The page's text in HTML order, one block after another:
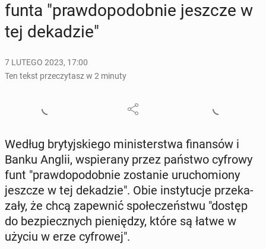
funta "praw­do­po­dob­nie jeszcze w
tej de­ka­dzie"
7 LUTEGO 2023, 17:00
Ten tekst przeczytasz w 2 minuty
Według bry­tyj­skie­go mi­ni­ster­stwa fi­nan­sów i
Banku Anglii, wspie­ra­ny przez państwo cyfrowy
funt "praw­do­po­dob­nie zo­sta­nie uru­cho­mio­ny
jeszcze w tej de­ka­dzie". Obie in­sty­tu­cje prze­ka­
za­ły, że chcą za­pew­nić spo­łe­czeń­stwu "dostęp
do bez­piecz­nych pie­nię­dzy, które są łatwe w
użyciu w erze cy­fro­wej".